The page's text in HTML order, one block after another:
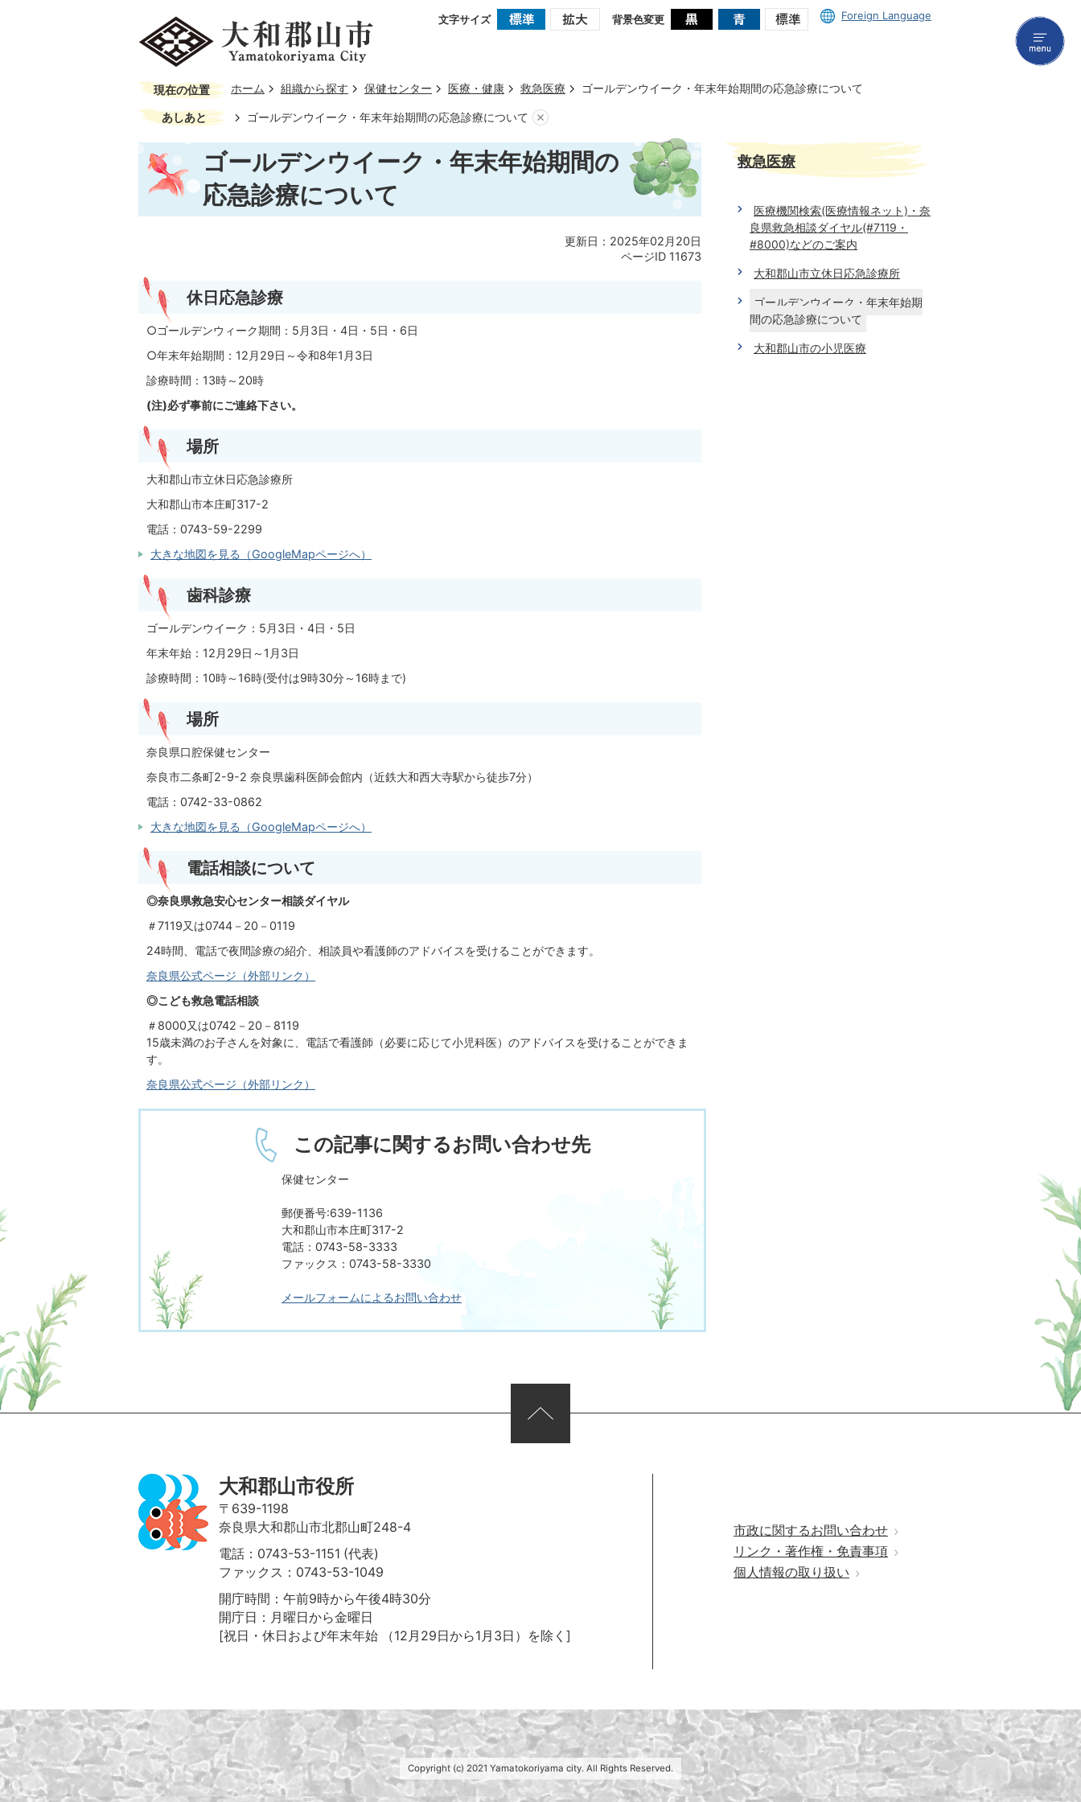
文字サイズ 背景色変更 Foreign Language
現在の位置 ホーム 組織から探す 保健センター 医療・健康 救急医療 ゴールデンウイーク・年末年始期間の応急診療について
あしあと ゴールデンウイーク・年末年始期間の応急診療について
ゴールデンウイーク・年末年始期間の
応急診療について
更新日：2025年02月20日
ページID 11673
休日応急診療
○ゴールデンウィーク期間：5月3日・4日・5日・6日
○年末年始期間：12月29日～令和8年1月3日
診療時間：13時～20時
(注)必ず事前にご連絡下さい。
場所
大和郡山市立休日応急診療所
大和郡山市本庄町317-2
電話：0743-59-2299
大きな地図を見る（GoogleMapページへ）
歯科診療
ゴールデンウイーク：5月3日・4日・5日
年末年始：12月29日～1月3日
診療時間：10時～16時(受付は9時30分～16時まで)
場所
奈良県口腔保健センター
奈良市二条町2-9-2 奈良県歯科医師会館内（近鉄大和西大寺駅から徒歩7分）
電話：0742-33-0862
大きな地図を見る（GoogleMapページへ）
電話相談について
◎奈良県救急安心センター相談ダイヤル
＃7119又は0744－20－0119
24時間、電話で夜間診療の紹介、相談員や看護師のアドバイスを受けることができます。
奈良県公式ページ（外部リンク）
◎こども救急電話相談
＃8000又は0742－20－8119
15歳未満のお子さんを対象に、電話で看護師（必要に応じて小児科医）のアドバイスを受けることができま
す。
奈良県公式ページ（外部リンク）
この記事に関するお問い合わせ先
保健センター
郵便番号:639-1136
大和郡山市本庄町317-2
電話：0743-58-3333
ファックス：0743-58-3330
メールフォームによるお問い合わせ
救急医療
医療機関検索(医療情報ネット)・奈
良県救急相談ダイヤル(#7119・
#8000)などのご案内
大和郡山市立休日応急診療所
ゴールデンウイーク・年末年始期
間の応急診療について
大和郡山市の小児医療
大和郡山市役所
〒639-1198
奈良県大和郡山市北郡山町248-4
電話：0743-53-1151 (代表)
ファックス：0743-53-1049
開庁時間：午前9時から午後4時30分
開庁日：月曜日から金曜日
[祝日・休日および年末年始
（12月29日から1月3日）を除く]
市政に関するお問い合わせ
リンク・著作権・免責事項
個人情報の取り扱い
Copyright (c) 2021 Yamatokoriyama city. All Rights Reserved.